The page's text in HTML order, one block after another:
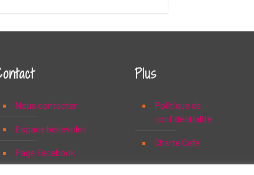
Nous contacter
Espace bénévoles
Page Facebook
Plus
Politique de
confidentialité
Charte Café